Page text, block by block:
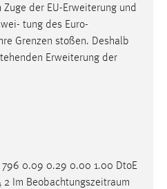
der EU-Erweiterung und
tung des Euro-
Grenzen stoßen. Deshalb
Erweiterung der
796 0.09 0.29 0.00 1.00 DtoE
2 Im Beobachtungszeitraum